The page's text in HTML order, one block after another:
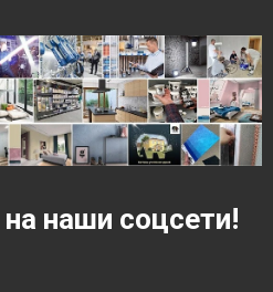
наши соцсети!